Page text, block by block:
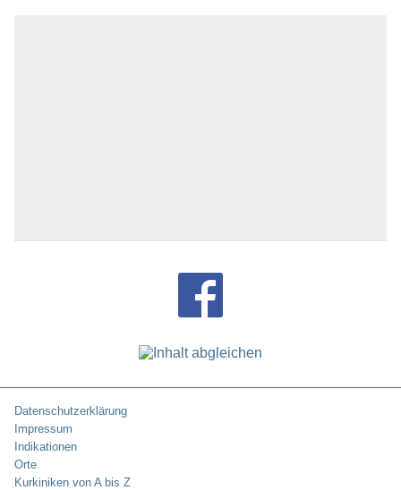
Datenschutzerklärung
Impressum
Indikationen
Orte
Kurkiniken von A bis Z